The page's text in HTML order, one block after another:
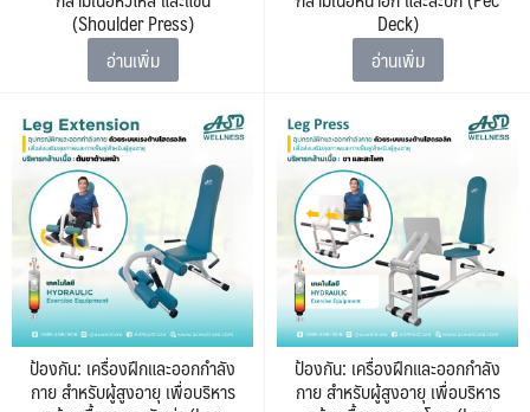
(Shoulder Press)
อ่านเพิ่ม
Deck)
อ่านเพิ่ม
ป้องกัน: เครื่องฝึกและออกกำลัง
กาย สำหรับผู้สูงอายุ เพื่อบริหาร
ป้องกัน: เครื่องฝึกและออกกำลัง
กาย สำหรับผู้สูงอายุ เพื่อบริหาร